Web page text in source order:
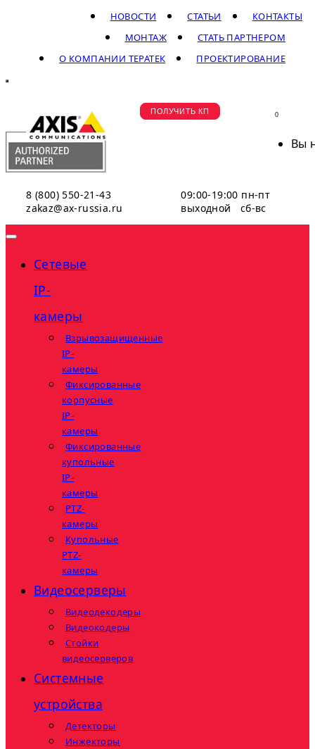
КОНТАКТЫ
СТАТЬИ
НОВОСТИ
СТАТЬ ПАРТНЕРОМ
МОНТАЖ
ПРОЕКТИРОВАНИЕ
О КОМПАНИИ ТЕРАТЕК
8 (800) 550-21-43
zakaz@ax-russia.ru
09:00-19:00 пн-пт
выходной сб-вс
ПОЛУЧИТЬ КП 0
Вы
Сетевые
IP-
камеры
Взрывозащищенные
IP-
камеры
Фиксированные
корпусные
IP-
камеры
Фиксированные
купольные
IP-
камеры
PTZ-
камеры
Купольные
PTZ-
камеры
Видеосерверы
Видеодекодеры
Видеокодеры
Стойки
видеосерверов
Системные
устройства
Детекторы
Инжекторы